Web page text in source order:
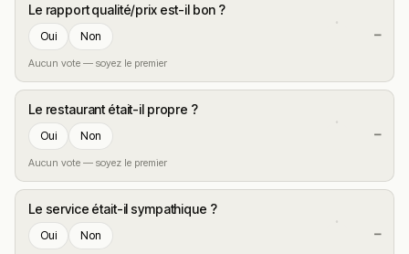
Le rapport qualité/prix est-il bon ?
Oui Non
Aucun vote — soyez le premier
—
Le restaurant était-il propre ?
Oui Non
Aucun vote — soyez le premier
—
Le service était-il sympathique ?
Oui Non —